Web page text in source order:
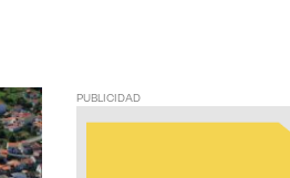
PUBLICIDAD